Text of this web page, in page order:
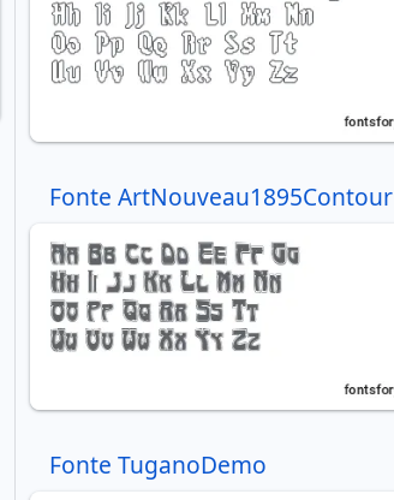
Fonte ArtNouveau1895Contour
Fonte TuganoDemo